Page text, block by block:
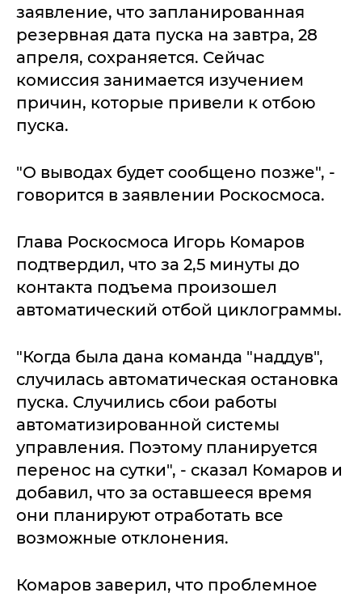
заявление, что запланированная
резервная дата пуска на завтра, 28
апреля, сохраняется. Сейчас
комиссия занимается изучением
причин, которые привели к отбою
пуска.
"О выводах будет сообщено позже", -
говорится в заявлении Роскосмоса.
Глава Роскосмоса Игорь Комаров
подтвердил, что за 2,5 минуты до
контакта подъема произошел
автоматический отбой циклограммы.
"Когда была дана команда "наддув",
случилась автоматическая остановка
пуска. Случились сбои работы
автоматизированной системы
управления. Поэтому планируется
перенос на сутки", - сказал Комаров и
добавил, что за оставшееся время
они планируют отработать все
возможные отклонения.
Комаров заверил, что проблемное